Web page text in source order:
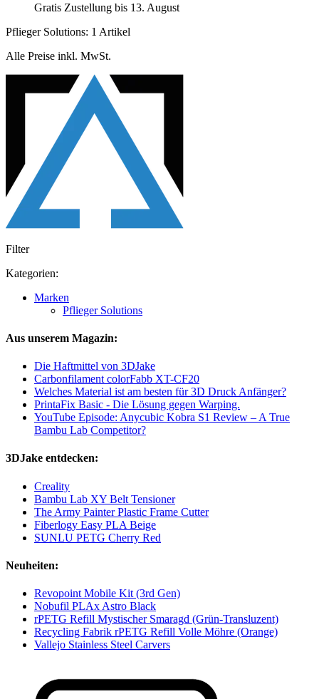
Gratis Zustellung bis 13. August
Pflieger Solutions: 1 Artikel
Alle Preise inkl. MwSt.
Filter
Kategorien:
Marken
Pflieger Solutions
Aus unserem Magazin:
Die Haftmittel von 3DJake
Carbonfilament colorFabb XT-CF20
Welches Material ist am besten für 3D Druck Anfänger?
PrintaFix Basic - Die Lösung gegen Warping.
YouTube Episode: Anycubic Kobra S1 Review – A True
Bambu Lab Competitor?
3DJake entdecken:
Creality
Bambu Lab XY Belt Tensioner
The Army Painter Plastic Frame Cutter
Fiberlogy Easy PLA Beige
SUNLU PETG Cherry Red
Neuheiten:
Revopoint Mobile Kit (3rd Gen)
Nobufil PLAx Astro Black
rPETG Refill Mystischer Smaragd (Grün-Transluzent)
Recycling Fabrik rPETG Refill Volle Möhre (Orange)
Vallejo Stainless Steel Carvers